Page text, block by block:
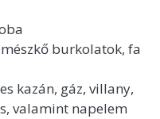
burkolatok, fa
kazán, gáz, villany,
valamint napelem